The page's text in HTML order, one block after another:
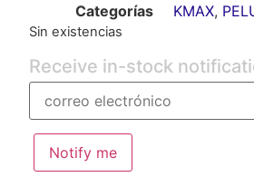
Categorías
KMAX,
Sin existencias
Receive in-stock
Notify me